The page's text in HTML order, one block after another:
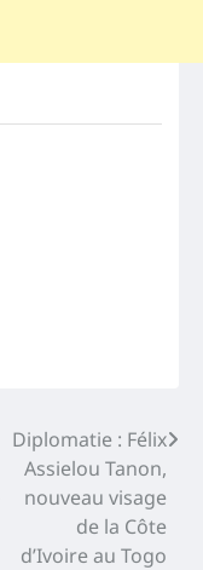
Diplomatie : Félix
Assielou Tanon,
nouveau visage
de la Côte
d’Ivoire au Togo